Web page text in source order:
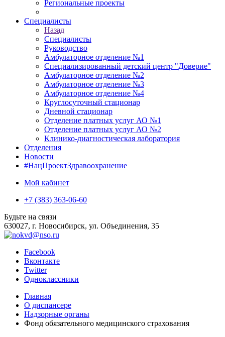
Региональные проекты
Специалисты
Назад
Специалисты
Руководство
Амбулаторное отделение №1
Специализированный детский центр "Доверие"
Амбулаторное отделение №2
Амбулаторное отделение №3
Амбулаторное отделение №4
Круглосуточный стационар
Дневной стационар
Отделение платных услуг АО №1
Отделение платных услуг АО №2
Клинико-диагностическая лаборатория
Отделения
Новости
#НацПроектЗдравоохранение
Мой кабинет
+7 (383) 363-06-60
Будьте на связи
630027, г. Новосибирск, ул. Объединения, 35
Facebook
Вконтакте
Twitter
Одноклассники
Главная
О диспансере
Надзорные органы
Фонд обязательного медицинского страхования